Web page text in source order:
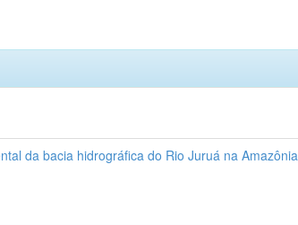
da bacia hidrográfica do Rio Juruá na Amazônia